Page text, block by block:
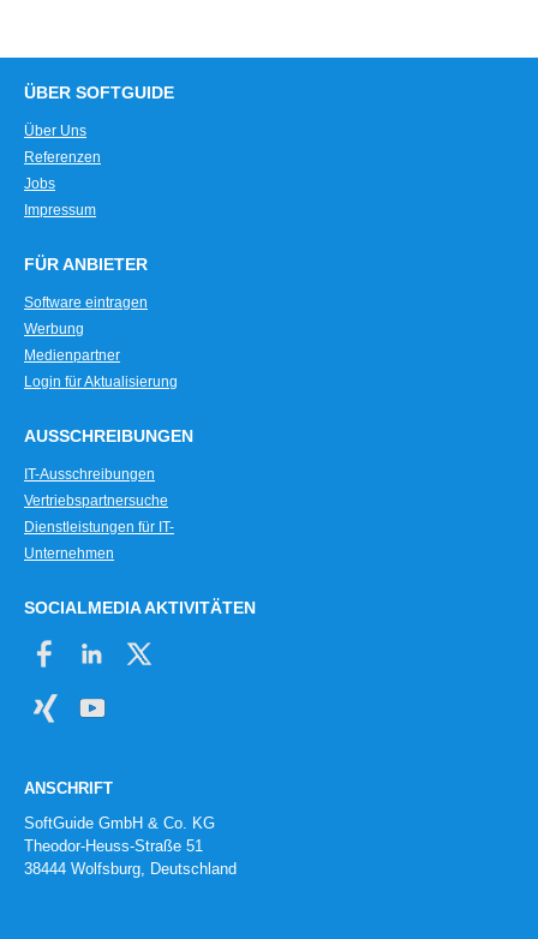
ÜBER SOFTGUIDE
Über Uns
Referenzen
Jobs
Impressum
FÜR ANBIETER
Software eintragen
Werbung
Medienpartner
Login für Aktualisierung
AUSSCHREIBUNGEN
IT-Ausschreibungen
Vertriebspartnersuche
Dienstleistungen für IT-
Unternehmen
SOCIALMEDIA AKTIVITÄTEN
ANSCHRIFT
SoftGuide GmbH & Co. KG
Theodor-Heuss-Straße 51
38444 Wolfsburg, Deutschland